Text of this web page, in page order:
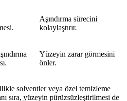
Aşındırma sürecini
kolaylaştırır.
Yüzeyin zarar görmesini
önler.
solventler veya özel temizleme
sıra, yüzeyin pürüzsüzleştirilmesi de